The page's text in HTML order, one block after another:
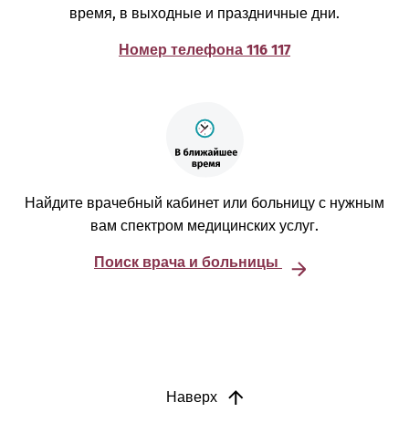
время, в выходные и праздничные дни.
Номер телефона 116 117
Найдите врачебный кабинет или больницу с нужным
вам спектром медицинских услуг.
Поиск врача и больницы
Наверх